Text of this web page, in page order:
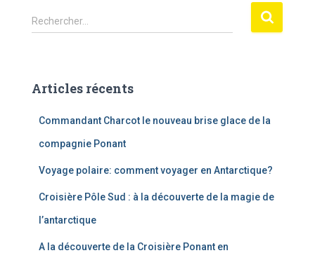
R
e
r
Rechercher…
Articles récents
Commandant Charcot le nouveau brise glace de la
compagnie Ponant
Voyage polaire: comment voyager en Antarctique?
Croisière Pôle Sud : à la découverte de la magie de
l’antarctique
A la découverte de la Croisière Ponant en